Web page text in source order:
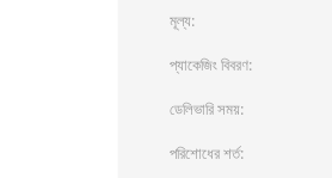
মূল্য:
প্যাকেজিং বিবরণ:
ডেলিভারি সময়:
পরিশোধের শর্ত: